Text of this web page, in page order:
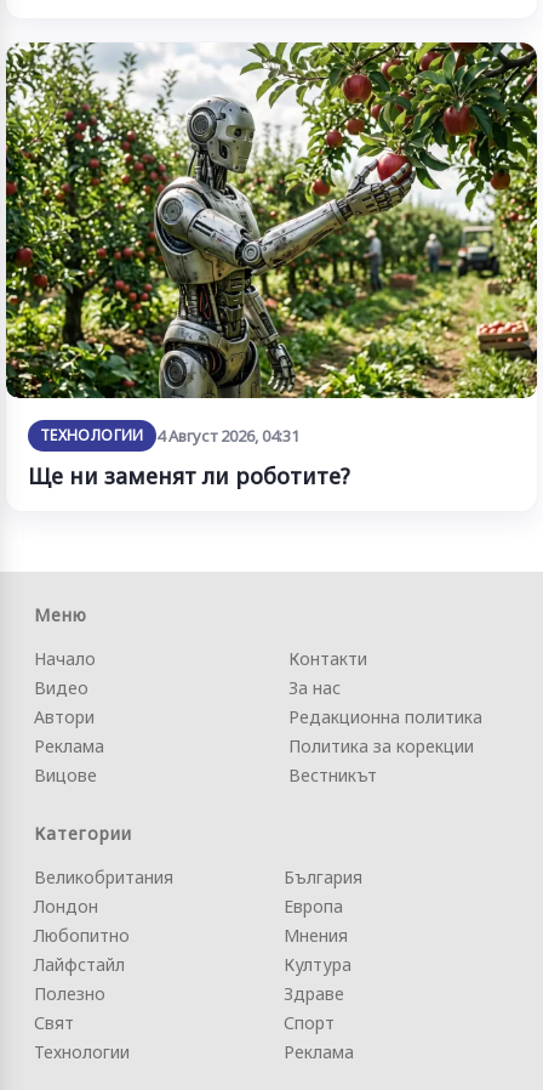
ТЕХНОЛОГИИ 4 Август 2026, 04:31
Ще ни заменят ли роботите?
Меню
Начало
Видео
Автори
Реклама
Вицове
Контакти
За нас
Редакционна политика
Политика за корекции
Вестникът
Категории
Великобритания
Лондон
Любопитно
Лайфстайл
Полезно
Свят
Технологии
България
Европа
Мнения
Култура
Здраве
Спорт
Реклама